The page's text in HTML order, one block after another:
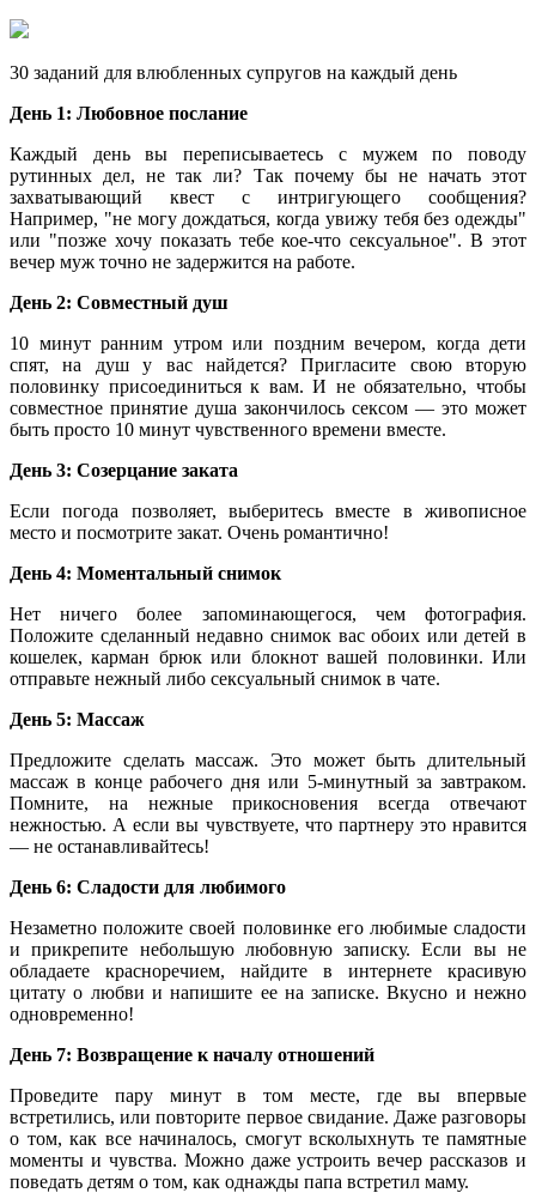
30 заданий для влюбленных супругов на каждый день
День 1: Любовное послание
Каждый день вы переписываетесь с мужем по поводу
рутинных дел, не так ли? Так почему бы не начать этот
захватывающий квест с интригующего сообщения?
Например, "не могу дождаться, когда увижу тебя без одежды"
или "позже хочу показать тебе кое-что сексуальное". В этот
вечер муж точно не задержится на работе.
День 2: Совместный душ
10 минут ранним утром или поздним вечером, когда дети
спят, на душ у вас найдется? Пригласите свою вторую
половинку присоединиться к вам. И не обязательно, чтобы
совместное принятие душа закончилось сексом — это может
быть просто 10 минут чувственного времени вместе.
День 3: Созерцание заката
Если погода позволяет, выберитесь вместе в живописное
место и посмотрите закат. Очень романтично!
День 4: Моментальный снимок
Нет ничего более запоминающегося, чем фотография.
Положите сделанный недавно снимок вас обоих или детей в
кошелек, карман брюк или блокнот вашей половинки. Или
отправьте нежный либо сексуальный снимок в чате.
День 5: Массаж
Предложите сделать массаж. Это может быть длительный
массаж в конце рабочего дня или 5-минутный за завтраком.
Помните, на нежные прикосновения всегда отвечают
нежностью. А если вы чувствуете, что партнеру это нравится
— не останавливайтесь!
День 6: Сладости для любимого
Незаметно положите своей половинке его любимые сладости
и прикрепите небольшую любовную записку. Если вы не
обладаете красноречием, найдите в интернете красивую
цитату о любви и напишите ее на записке. Вкусно и нежно
одновременно!
День 7: Возвращение к началу отношений
Проведите пару минут в том месте, где вы впервые
встретились, или повторите первое свидание. Даже разговоры
о том, как все начиналось, смогут всколыхнуть те памятные
моменты и чувства. Можно даже устроить вечер рассказов и
поведать детям о том, как однажды папа встретил маму.